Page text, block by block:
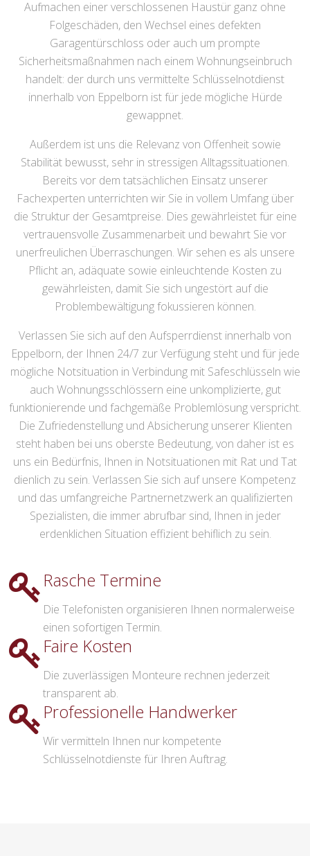
Aufmachen einer verschlossenen Haustür ganz ohne
Folgeschäden, den Wechsel eines defekten
Garagentürschloss oder auch um prompte
Sicherheitsmaßnahmen nach einem Wohnungseinbruch
handelt: der durch uns vermittelte Schlüsselnotdienst
innerhalb von Eppelborn ist für jede mögliche Hürde
gewappnet.
Außerdem ist uns die Relevanz von Offenheit sowie
Stabilität bewusst, sehr in stressigen Alltagssituationen.
Bereits vor dem tatsächlichen Einsatz unserer
Fachexperten unterrichten wir Sie in vollem Umfang über
die Struktur der Gesamtpreise. Dies gewährleistet für eine
vertrauensvolle Zusammenarbeit und bewahrt Sie vor
unerfreulichen Überraschungen. Wir sehen es als unsere
Pflicht an, adäquate sowie einleuchtende Kosten zu
gewährleisten, damit Sie sich ungestört auf die
Problembewältigung fokussieren können.
Verlassen Sie sich auf den Aufsperrdienst innerhalb von
Eppelborn, der Ihnen 24/7 zur Verfügung steht und für jede
mögliche Notsituation in Verbindung mit Safeschlüsseln wie
auch Wohnungsschlössern eine unkomplizierte, gut
funktionierende und fachgemäße Problemlösung verspricht.
Die Zufriedenstellung und Absicherung unserer Klienten
steht haben bei uns oberste Bedeutung, von daher ist es
uns ein Bedürfnis, Ihnen in Notsituationen mit Rat und Tat
dienlich zu sein. Verlassen Sie sich auf unsere Kompetenz
und das umfangreiche Partnernetzwerk an qualifizierten
Spezialisten, die immer abrufbar sind, Ihnen in jeder
erdenklichen Situation effizient behiflich zu sein.
Rasche Termine
Die Telefonisten organisieren Ihnen normalerweise
einen sofortigen Termin.
Faire Kosten
Die zuverlässigen Monteure rechnen jederzeit
transparent ab.
Professionelle Handwerker
Wir vermitteln Ihnen nur kompetente
Schlüsselnotdienste für Ihren Auftrag.